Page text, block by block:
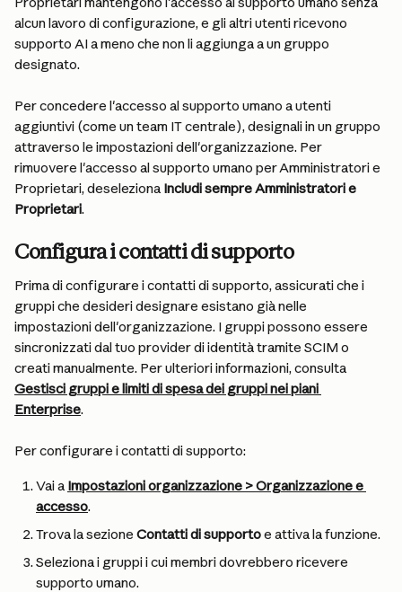
alcun lavoro di configurazione, e gli altri utenti ricevono
supporto AI a meno che non li aggiunga a un gruppo
designato.
Per concedere l'accesso al supporto umano a utenti
aggiuntivi (come un team IT centrale), designali in un gruppo
attraverso le impostazioni dell'organizzazione. Per
rimuovere l'accesso al supporto umano per Amministratori e
Proprietari, deseleziona Includi sempre Amministratori e
Proprietari.
Configura i contatti di supporto
Prima di configurare i contatti di supporto, assicurati che i
gruppi che desideri designare esistano già nelle
impostazioni dell'organizzazione. I gruppi possono essere
sincronizzati dal tuo provider di identità tramite SCIM o
creati manualmente. Per ulteriori informazioni, consulta
Gestisci gruppi e limiti di spesa dei gruppi nei piani
Enterprise.
Per configurare i contatti di supporto:
Vai a Impostazioni organizzazione > Organizzazione e
accesso.
Trova la sezione Contatti di supporto e attiva la funzione.
Seleziona i gruppi i cui membri dovrebbero ricevere
supporto umano.